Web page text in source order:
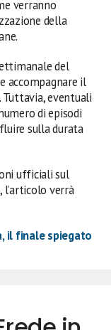
verranno
della
del
accompagnare il
Tuttavia, eventuali
di episodi
sulla durata
ufficiali sul
verrà
il finale spiegato